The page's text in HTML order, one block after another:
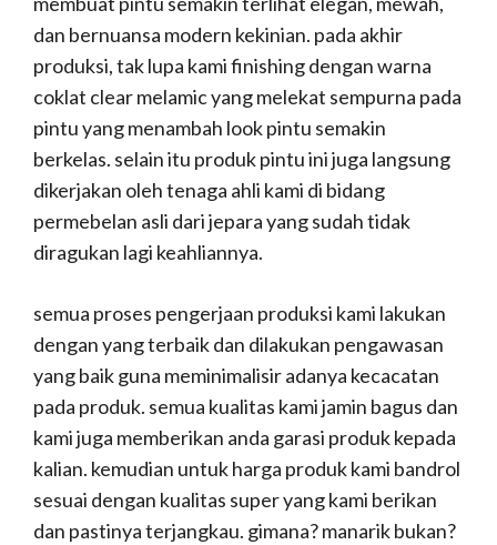
dan bernuansa modern kekinian. pada akhir
produksi, tak lupa kami finishing dengan warna
coklat clear melamic yang melekat sempurna pada
pintu yang menambah look pintu semakin
berkelas. selain itu produk pintu ini juga langsung
dikerjakan oleh tenaga ahli kami di bidang
permebelan asli dari jepara yang sudah tidak
diragukan lagi keahliannya.
semua proses pengerjaan produksi kami lakukan
dengan yang terbaik dan dilakukan pengawasan
yang baik guna meminimalisir adanya kecacatan
pada produk. semua kualitas kami jamin bagus dan
kami juga memberikan anda garasi produk kepada
kalian. kemudian untuk harga produk kami bandrol
sesuai dengan kualitas super yang kami berikan
dan pastinya terjangkau. gimana? manarik bukan?